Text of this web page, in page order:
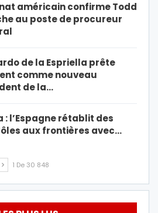
américain confirme Todd
au poste de procureur
de la Espriella prête
comme nouveau
de la…
: l’Espagne rétablit des
aux frontières avec…
1 De 30 848